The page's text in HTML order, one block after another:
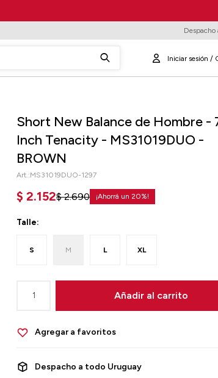
Short New Balance de Hombre -
Inch Tenacity - MS31019DUO -
BROWN
MS31019DUO-1297
$ 2.152$ 2.690 20
Talle:
S M L XL
1 Añadir al carrito
Despacho a todo Uruguay